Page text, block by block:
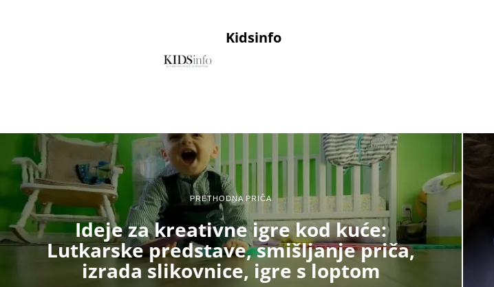
Kidsinfo
PRETHODNA PRIČA
Ideje za kreativne igre kod kuće:
Lutkarske predstave, smišljanje priča,
izrada slikovnice, igre s loptom